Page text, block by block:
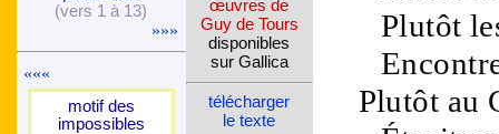
(vers 1 à 13)
»»»
«««
motif des
impos­sibles
Plutôt
Plutôt au
œuvres de
Guy de Tours
dispo­nibles
sur Gallica
télé­charger
le texte